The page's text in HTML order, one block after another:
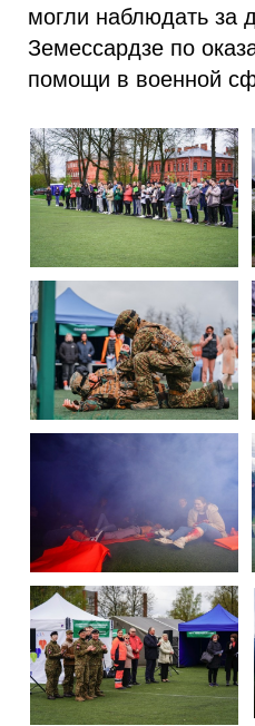
могли наблюдать за
Земессардзе по
помощи в военной